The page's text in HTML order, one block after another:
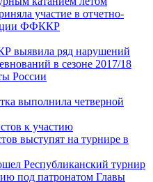
участие в отчетно-
ФФККР
выявила ряд нарушений
в сезоне 2017/18
России
выполнила четверной
к участию
выступят на турнире в
Республиканский турнир
под патронатом Главы